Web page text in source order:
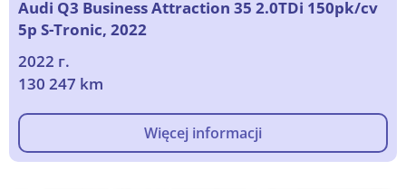
Audi Q3 Business Attraction 35 2.0TDi 150pk/cv
5p S-Tronic, 2022
2022 г.
130 247 km
Więcej informacji